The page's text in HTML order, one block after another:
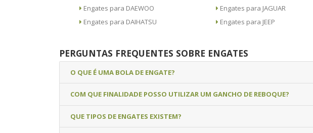
Engates para DAEWOO
Engates para DAIHATSU
Engates para JAGUAR
Engates para JEEP
PERGUNTAS FREQUENTES SOBRE ENGATES
O QUE É UMA BOLA DE ENGATE?
COM QUE FINALIDADE POSSO UTILIZAR UM GANCHO DE REBOQUE?
QUE TIPOS DE ENGATES EXISTEM?